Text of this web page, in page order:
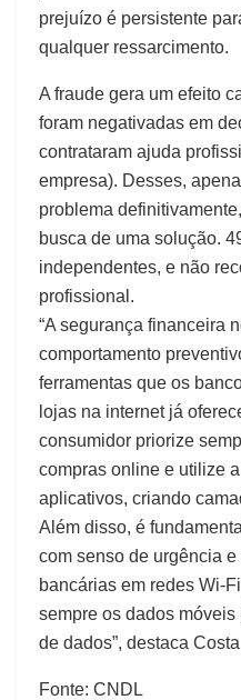
prejuízo é persistente
qualquer ressarcimento.
A fraude gera um efeito
foram negativadas em
contrataram ajuda
empresa). Desses,
problema
busca de uma solução.
independentes, e não
profissional.
“A segurança financeira
comportamento
ferramentas que os
lojas na internet já
consumidor priorize
compras online e utilize
aplicativos, criando
Além disso, é
com senso de urgência
bancárias em redes Wi-
sempre os dados
de dados”, destaca
Fonte: CNDL